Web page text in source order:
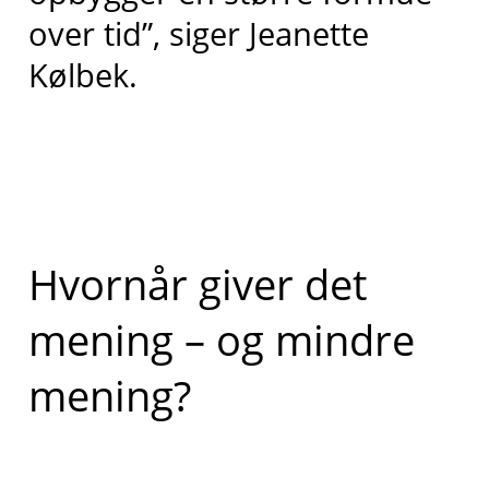
over tid”, siger Jeanette
Kølbek.
Hvornår giver det
mening – og mindre
mening?